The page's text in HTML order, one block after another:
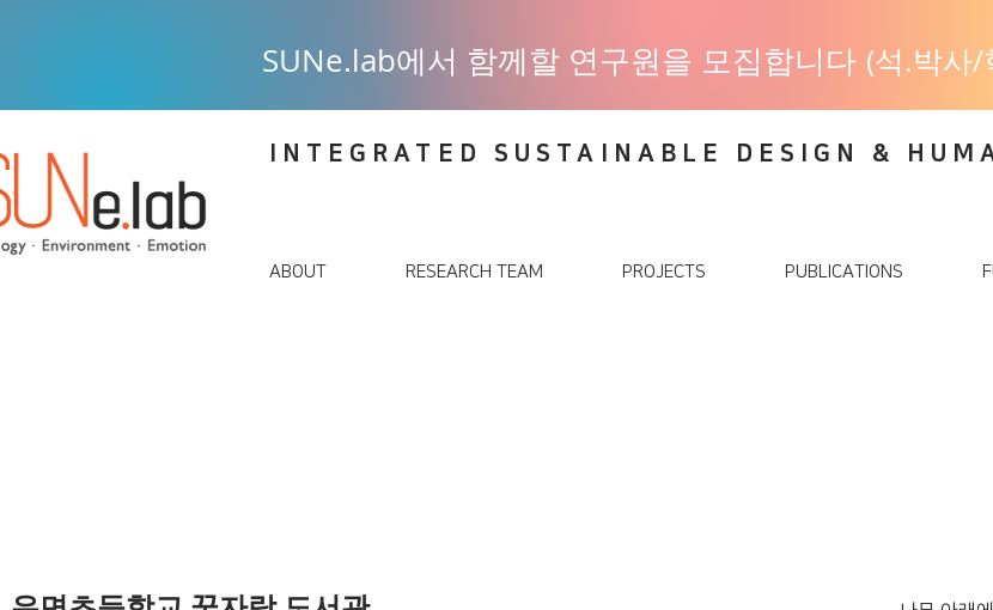
SUNe.lab에서 함께할 연구원을 모집합니다 (석.박사/
INTEGRATED SUSTAINABLE DESIGN &
ABOUT RESEARCH TEAM PROJECTS PUBLICATIONS